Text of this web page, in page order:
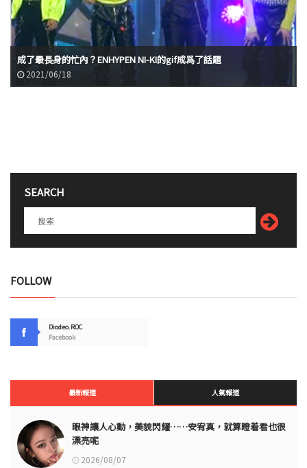
成了最長身的忙內？ENHYPEN NI-KI的gif成爲了話題
2021/06/18
SEARCH
FOLLOW
Diodeo.ROC
Facebook
最新報道 人氣報道
眼神讓人心動，美貌閃耀……安宥真，就算瞪着看也很
漂亮呢
2026/08/07